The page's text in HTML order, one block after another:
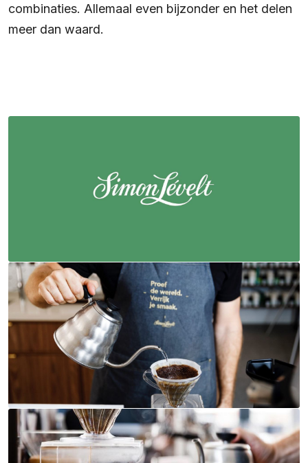
combinaties. Allemaal even bijzonder en het delen
meer dan waard.